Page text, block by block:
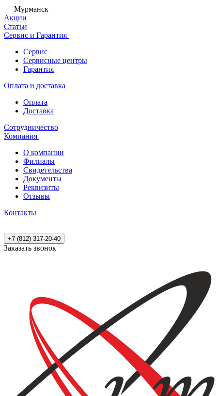
Мурманск
Акции
Статьи
Сервис и Гарантия
Сервис
Сервисные центры
Гарантия
Оплата и доставка
Оплата
Доставка
Сотрудничество
Компания
О компании
Филиалы
Свидетельства
Документы
Реквизиты
Отзывы
Контакты
+7 (812) 317-20-40
Заказать звонок